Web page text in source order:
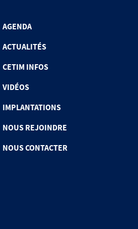
AGENDA
ACTUALITÉS
CETIM INFOS
VIDÉOS
IMPLANTATIONS
NOUS REJOINDRE
NOUS CONTACTER